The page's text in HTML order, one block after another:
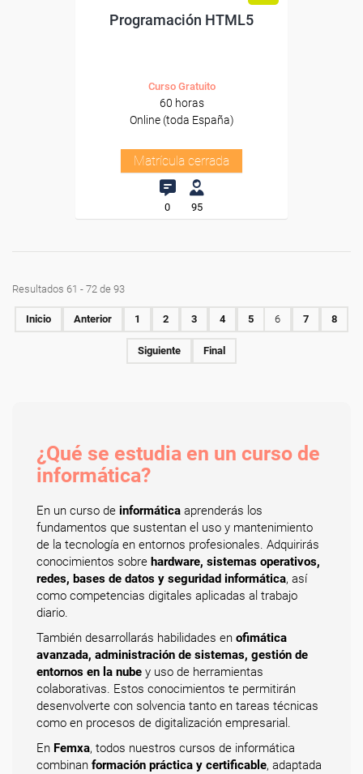
Programación HTML5
Curso Gratuito
60 horas
Online (toda España)
Matrícula cerrada
0 95
Resultados 61 - 72 de 93
Inicio Anterior 1 2 3 4 5 6 7 8
Siguiente Final
¿Qué se estudia en un curso de
informática?
En un curso de informática aprenderás los
fundamentos que sustentan el uso y mantenimiento
de la tecnología en entornos profesionales. Adquirirás
conocimientos sobre hardware, sistemas operativos,
redes, bases de datos y seguridad informática, así
como competencias digitales aplicadas al trabajo
diario.
También desarrollarás habilidades en ofimática
avanzada, administración de sistemas, gestión de
entornos en la nube y uso de herramientas
colaborativas. Estos conocimientos te permitirán
desenvolverte con solvencia tanto en tareas técnicas
como en procesos de digitalización empresarial.
En Femxa, todos nuestros cursos de informática
combinan formación práctica y certificable, adaptada